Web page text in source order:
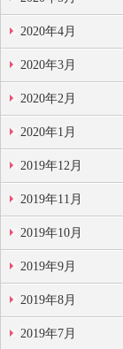
2020年4月
2020年3月
2020年2月
2020年1月
2019年12月
2019年11月
2019年10月
2019年9月
2019年8月
2019年7月